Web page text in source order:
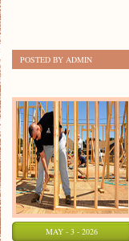
POSTED BY ADMIN
MAY - 3 - 2026